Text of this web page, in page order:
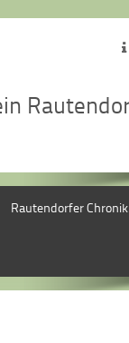
Rautendorfer Chronik